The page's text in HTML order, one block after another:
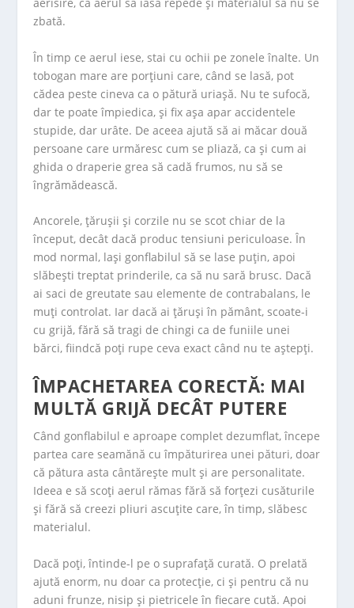
zbată.
În timp ce aerul iese, stai cu ochii pe zonele înalte. Un
tobogan mare are porțiuni care, când se lasă, pot
cădea peste cineva ca o pătură uriașă. Nu te sufocă,
dar te poate împiedica, și fix așa apar accidentele
stupide, dar urâte. De aceea ajută să ai măcar două
persoane care urmăresc cum se pliază, ca și cum ai
ghida o draperie grea să cadă frumos, nu să se
îngrămădească.
Ancorele, țărușii și corzile nu se scot chiar de la
început, decât dacă produc tensiuni periculoase. În
mod normal, lași gonflabilul să se lase puțin, apoi
slăbești treptat prinderile, ca să nu sară brusc. Dacă
ai saci de greutate sau elemente de contrabalans, le
muți controlat. Iar dacă ai țăruși în pământ, scoate-i
cu grijă, fără să tragi de chingi ca de funiile unei
bărci, fiindcă poți rupe ceva exact când nu te aștepți.
ÎMPACHETAREA CORECTĂ: MAI
MULTĂ GRIJĂ DECÂT PUTERE
Când gonflabilul e aproape complet dezumflat, începe
partea care seamănă cu împăturirea unei pături, doar
că pătura asta cântărește mult și are personalitate.
Ideea e să scoți aerul rămas fără să forțezi cusăturile
și fără să creezi pliuri ascuțite care, în timp, slăbesc
materialul.
Dacă poți, întinde-l pe o suprafață curată. O prelată
ajută enorm, nu doar ca protecție, ci și pentru că nu
aduni frunze, nisip și pietricele în fiecare cută. Apoi